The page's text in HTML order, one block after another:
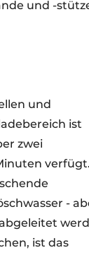
und -
und
ist
zwei
-
ist das